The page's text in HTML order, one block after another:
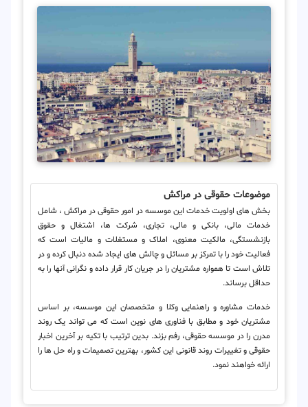
موضوعات حقوقی در مراکش
بخش های اولویت خدمات این موسسه در امور حقوقی در مراکش ، شامل
خدمات مالی، بانکی و مالی، تجاری، شرکت ها، اشتغال و حقوق
بازنشستگی، مالکیت معنوی، املاک و مستغلات و مالیات است که
فعالیت خود را با تمرکز بر مسائل و چالش های ایجاد شده دنبال کرده و در
تلاش است تا همواره مشتریان را در جریان کار قرار داده و نگرانی آنها را به
حداقل برساند.
خدمات مشاوره و راهنمایی وکلا و متخصصان این موسسه، بر اساس
مشتریان خود و مطابق با فناوری های نوین است که می تواند یک روند
مدرن را در موسسه حقوقی، رفم بزند. بدین ترتیب با تکیه بر آخرین اخبار
حقوقی و تغییرات روند قانونی این کشور، بهترین تصمیمات و راه حل ها را
ارائه خواهند نمود.